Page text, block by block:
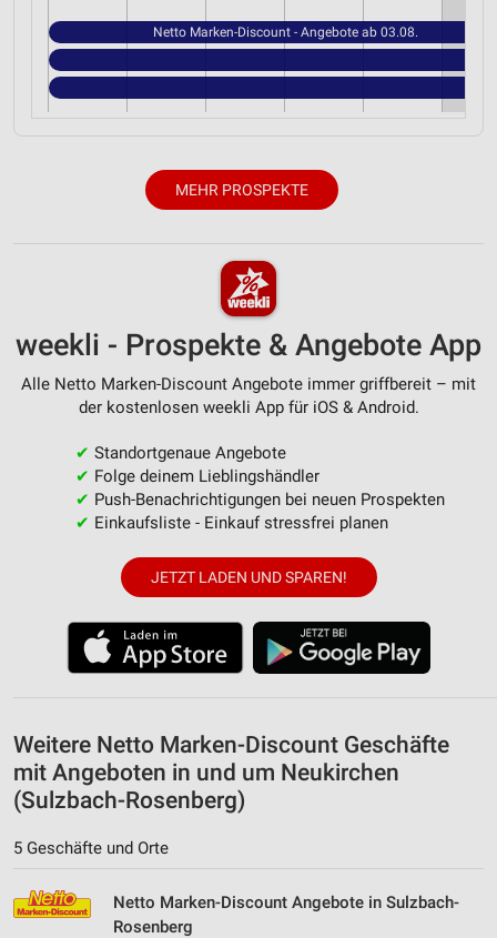
Netto Marken-Discount - Angebote ab 03.08.
MEHR PROSPEKTE
weekli - Prospekte & Angebote App
Alle Netto Marken-Discount Angebote immer griffbereit – mit
der kostenlosen weekli App für iOS & Android.
✔ Standortgenaue Angebote
✔ Folge deinem Lieblingshändler
✔ Push-Benachrichtigungen bei neuen Prospekten
✔ Einkaufsliste - Einkauf stressfrei planen
JETZT LADEN UND SPAREN!
Weitere Netto Marken-Discount Geschäfte
mit Angeboten in und um Neukirchen
(Sulzbach-Rosenberg)
5 Geschäfte und Orte
Netto Marken-Discount Angebote in Sulzbach-
Rosenberg